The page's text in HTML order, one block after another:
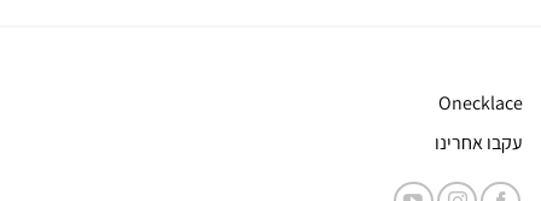
Onecklace
עקבו אחרינו